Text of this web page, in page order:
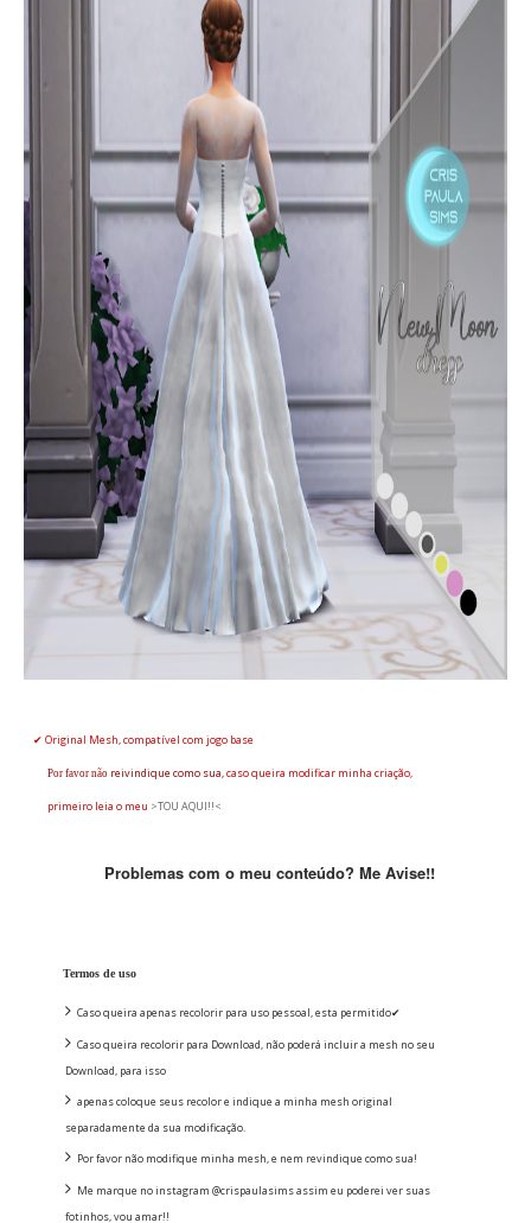
✔ Original Mesh, compatível com jogo base
Por favor não reivindiquecomo sua,caso queira modificar minha criação,
primeiro leia o meu >TOU AQUI!!<
Problemas com o meu conteúdo? Me Avise!!
Termos de uso
Caso queira apenas recolorir para uso pessoal, esta permitido✔
Caso queira recolorir para Download, não poderá incluir a mesh no seu
Download, para isso
apenas coloque seus recolor e indique a minha mesh original
separadamente da sua modificação.
Por favor não modifique minha mesh, e nem revindique como sua!
Me marque no instagram @crispaulasims assim eu poderei ver suas
fotinhos, vou amar!!